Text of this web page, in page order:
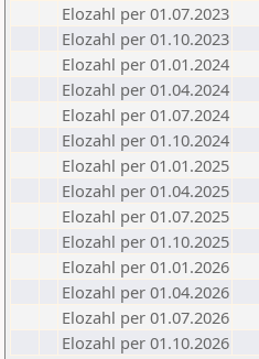
Elozahl per 01.07.2023
Elozahl per 01.10.2023
Elozahl per 01.01.2024
Elozahl per 01.04.2024
Elozahl per 01.07.2024
Elozahl per 01.10.2024
Elozahl per 01.01.2025
Elozahl per 01.04.2025
Elozahl per 01.07.2025
Elozahl per 01.10.2025
Elozahl per 01.01.2026
Elozahl per 01.04.2026
Elozahl per 01.07.2026
Elozahl per 01.10.2026